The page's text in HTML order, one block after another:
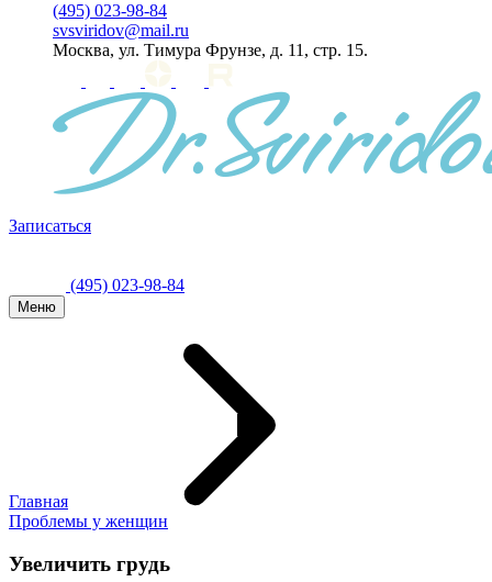
(495) 023-98-84
svsviridov@mail.ru
Москва, ул. Тимура Фрунзе, д. 11, стр. 15.
Записаться
(495) 023-98-84
Меню
Главная
Проблемы у женщин
Увеличить грудь